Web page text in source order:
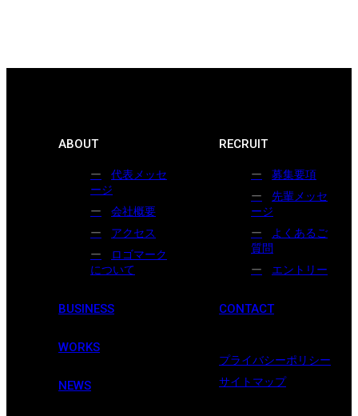
ABOUT
代表メッセ
ージ
会社概要
アクセス
ロゴマーク
について
BUSINESS
WORKS
NEWS
RECRUIT
募集要項
先輩メッセ
ージ
よくあるご
質問
エントリー
CONTACT
プライバシーポリシー
サイトマップ